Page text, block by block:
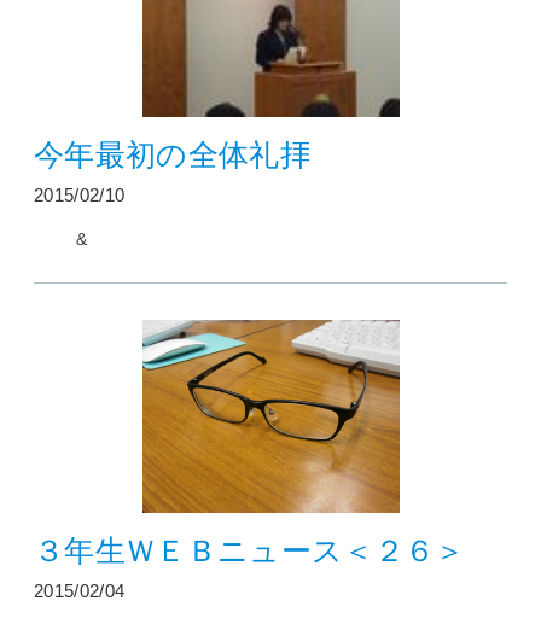
今年最初の全体礼拝
2015/02/10
&
３年生ＷＥＢニュース＜２６＞
2015/02/04